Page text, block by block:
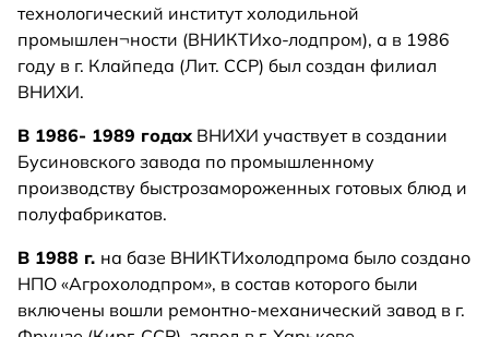
технологический институт холодильной
промышлен¬ности (ВНИКТИхо-лодпром), а в 1986
году в г. Клайпеда (Лит. ССР) был создан филиал
ВНИХИ.
В 1986- 1989 годах ВНИХИ участвует в создании
Бусиновского завода по промышленному
производству быстрозамороженных готовых блюд и
полуфабрикатов.
В 1988 г. на базе ВНИКТИхолодпрома было создано
НПО «Агрохолодпром», в состав которого были
включены вошли ремонтно-механический завод в г.